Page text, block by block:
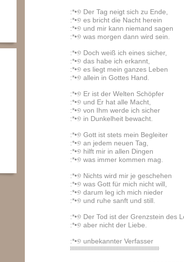
:*•୭ Der Tag neigt sich zu Ende,
:*•୭ es bricht die Nacht herein
:*•୭ und mir kann niemand sagen
:*•୭ was morgen dann wird sein.
:*•୭ Doch weiß ich eines sicher,
:*•୭ das habe ich erkannt,
:*•୭ es liegt mein ganzes Leben
:*•୭ allein in Gottes Hand.
:*•୭ Er ist der Welten Schöpfer
:*•୭ und Er hat alle Macht,
:*•୭ von Ihm werde ich sicher
:*•୭ in Dunkelheit bewacht.
:*•୭ Gott ist stets mein Begleiter
:*•୭ an jedem neuen Tag,
:*•୭ hilft mir in allen Dingen
:*•୭ was immer kommen mag.
:*•୭ Nichts wird mir je geschehen
:*•୭ was Gott für mich nicht will,
:*•୭ darum leg ich mich nieder
:*•୭ und ruhe sanft und still.
:*•୭ Der Tod ist der Grenzstein des
:*•୭ aber nicht der Liebe.
:*•୭ unbekannter Verfasser
⁾⁾⁾⁾⁾⁾⁾⁾⁾⁾⁾⁾⁾⁾⁾⁾⁾⁾⁾⁾⁾⁾⁾⁾⁾⁾⁾⁾⁾⁾⁾⁾⁾⁾⁾⁾⁾⁾⁾⁾⁾⁾⁾⁾⁾⁾⁾⁾⁾⁾⁾⁾⁾⁾⁾⁾⁾⁾⁾⁾⁾